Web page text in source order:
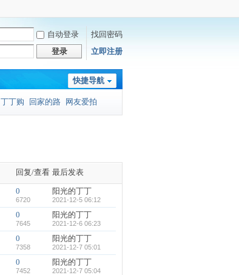
自动登录
找回密码
登录 立即注册
快捷导航
丁丁购 回家的路 网友爱拍
回复/查看 最后发表
0
6720
阳光的丁丁
2021-12-5 06:12
0
7645
阳光的丁丁
2021-12-6 06:23
0
7358
阳光的丁丁
2021-12-7 05:01
0
7452
阳光的丁丁
2021-12-7 05:04